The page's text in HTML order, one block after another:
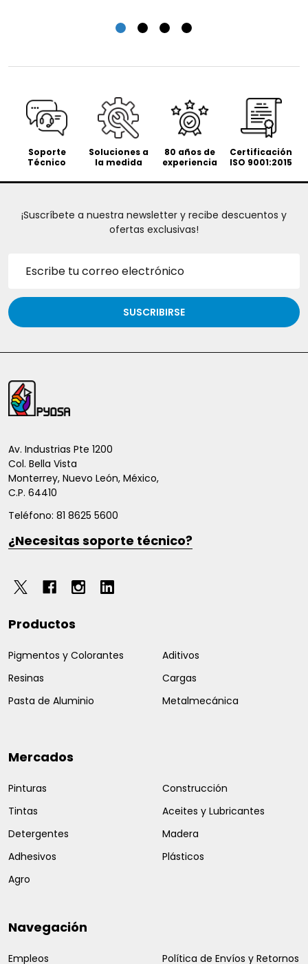
Soporte
Técnico
Soluciones a
la medida
80 años de
experiencia
Certificación
ISO 9001:2015
¡Suscríbete a nuestra newsletter y recibe descuentos y
ofertas exclusivas!
correo
electrónico
SUSCRIBIRSE
Inicio
del
de
página
Av. Industrias Pte 1200
Col. Bella Vista
Monterrey, Nuevo León, México,
C.P. 64410
Teléfono: 81 8625 5600
¿Necesitas soporte técnico?
Productos
Pigmentos y Colorantes
Resinas
Pasta de Aluminio
Aditivos
Cargas
Metalmecánica
Mercados
Pinturas
Tintas
Detergentes
Adhesivos
Agro
Construcción
Aceites y Lubricantes
Madera
Plásticos
Navegación
Empleos Política de Envíos y Retornos